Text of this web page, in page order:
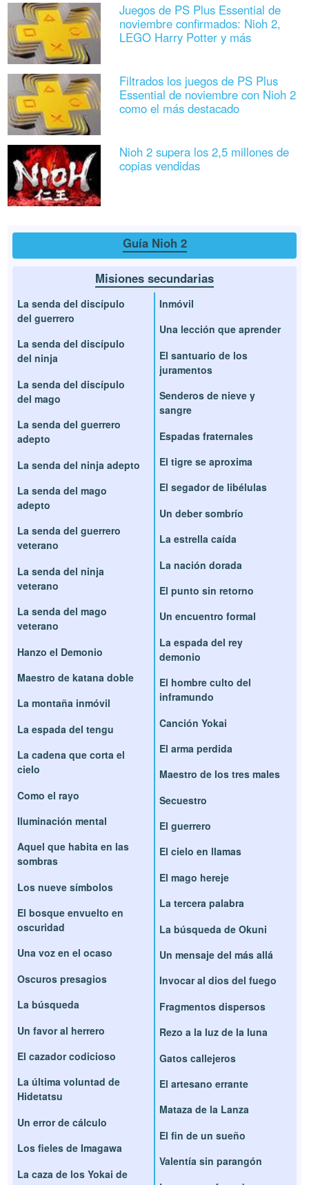
Juegos de PS Plus Essential de
noviembre confirmados: Nioh 2,
LEGO Harry Potter y más
Filtrados los juegos de PS Plus
Essential de noviembre con Nioh 2
como el más destacado
Nioh 2 supera los 2,5 millones de
copias vendidas
Guía Nioh 2
Misiones secundarias
La senda del discípulo
del guerrero
La senda del discípulo
del ninja
La senda del discípulo
del mago
La senda del guerrero
adepto
La senda del ninja adepto
La senda del mago
adepto
La senda del guerrero
veterano
La senda del ninja
veterano
La senda del mago
veterano
Hanzo el Demonio
Maestro de katana doble
La montaña inmóvil
La espada del tengu
La cadena que corta el
cielo
Como el rayo
Iluminación mental
Aquel que habita en las
sombras
Los nueve símbolos
El bosque envuelto en
oscuridad
Una voz en el ocaso
Oscuros presagios
La búsqueda
Un favor al herrero
El cazador codicioso
La última voluntad de
Hidetatsu
Un error de cálculo
Los fieles de Imagawa
La caza de los Yokai de
Inmóvil
Una lección que aprender
El santuario de los
juramentos
Senderos de nieve y
sangre
Espadas fraternales
El tigre se aproxima
El segador de libélulas
Un deber sombrío
La estrella caída
La nación dorada
El punto sin retorno
Un encuentro formal
La espada del rey
demonio
El hombre culto del
inframundo
Canción Yokai
El arma perdida
Maestro de los tres males
Secuestro
El guerrero
El cielo en llamas
El mago hereje
La tercera palabra
La búsqueda de Okuni
Un mensaje del más allá
Invocar al dios del fuego
Fragmentos dispersos
Rezo a la luz de la luna
Gatos callejeros
El artesano errante
Mataza de la Lanza
El fin de un sueño
Valentía sin parangón